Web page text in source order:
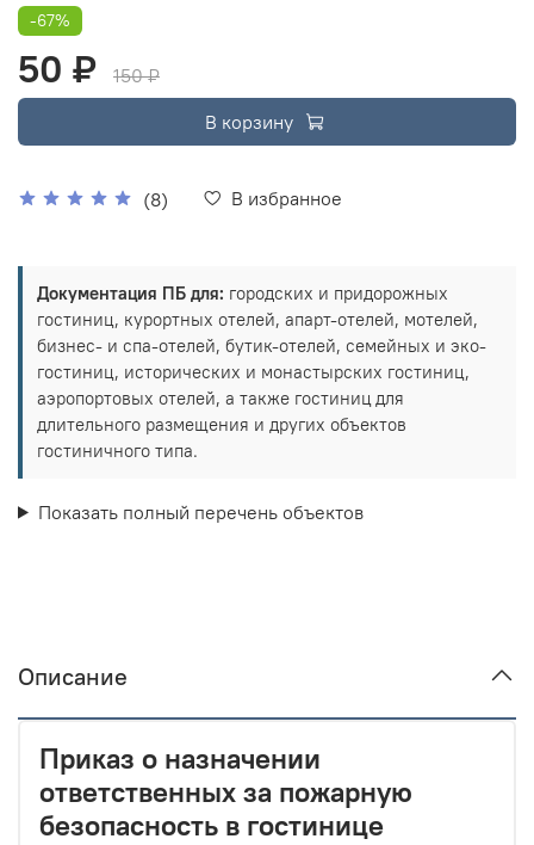
(8) В избранное
-67%
50 ₽
150 ₽
В корзину
Документация ПБ для: городских и придорожных
гостиниц, курортных отелей, апарт-отелей, мотелей,
бизнес- и спа-отелей, бутик-отелей, семейных и эко-
гостиниц, исторических и монастырских гостиниц,
аэропортовых отелей, а также гостиниц для
длительного размещения и других объектов
гостиничного типа.
Показать полный перечень объектов
Описание
Приказ о назначении
ответственных за пожарную
безопасность в гостинице